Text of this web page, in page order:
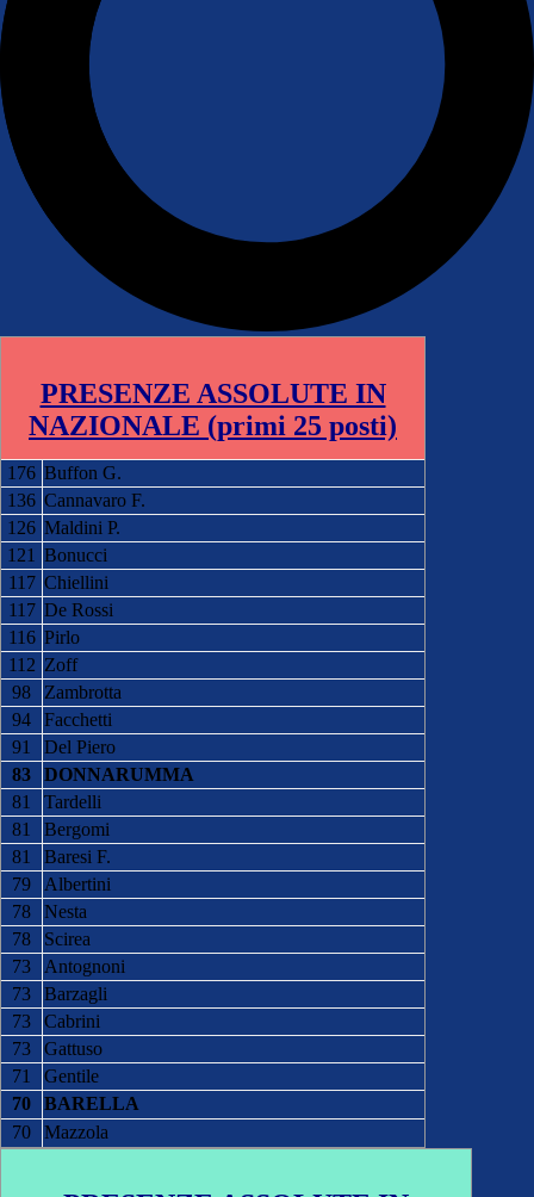
PRESENZE ASSOLUTE IN
NAZIONALE (primi 25 posti)
176 Buffon G.
136 Cannavaro F.
126 Maldini P.
121 Bonucci
117 Chiellini
117 De Rossi
116 Pirlo
112 Zoff
98
Zambrotta
94
Facchetti
91
Del Piero
83
DONNARUMMA
81
Tardelli
81
Bergomi
81
Baresi F.
79
Albertini
78
Nesta
78
Scirea
73
Antognoni
73
Barzagli
73
Cabrini
73
Gattuso
71
Gentile
70
BARELLA
70
Mazzola